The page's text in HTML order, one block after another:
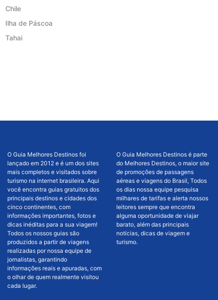
Chile
Ilha de Páscoa
Tahai
O Guia Melhores Destinos foi
lançado em 2012 e é um dos sites
mais completos e visitados sobre
turismo na internet brasileira. Aqui
você encontra guias gratuitos dos
principais destinos e cidades dos
cinco continentes, com
informações importantes, fotos e
dicas inéditas para a sua viagem!
Todos os nossos guias são
produzidos a partir de viagens
realizadas por nossa equipe de
jornalistas, garantindo
informações reais e apuradas, com
o olhar de quem realmente visitou
cada lugar.
O Guia Melhores Destinos é parte
do Melhores Destinos, o maior site
de promoções de passagens
aéreas e viagens do Brasil, Todos
os dias nossa equipe pesquisa
milhares de tarifas e alerta nossos
leitores sempre que encontra
alguma oportunidade de viajar
barato, além das principais
notícias, dicas de viagem e
turismo.